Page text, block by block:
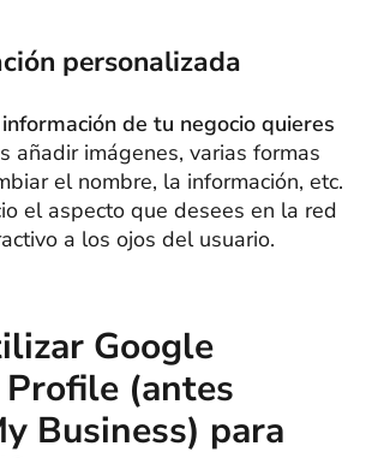
personalizada
de tu negocio quieres
añadir imágenes, varias formas
el nombre, la información, etc.
el aspecto que desees en la red
a los ojos del usuario.
Google
(antes
Business) para